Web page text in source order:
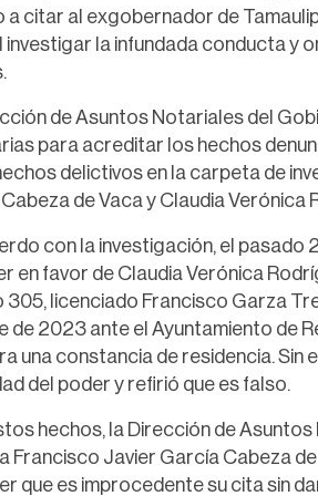
a citar al exgobernador de
investigar la infundada conducta y
de Asuntos Notariales del
para acreditar los hechos
delictivos en la carpeta de
de Vaca y Claudia Verónica
con la investigación, el
en favor de Claudia Verónica
305, licenciado Francisco Garza
de 2023 ante el Ayuntamiento de
una constancia de residencia.
del poder y refirió que es falso.
hechos, la Dirección de
Francisco Javier García Cabeza
que es improcedente su cita sin